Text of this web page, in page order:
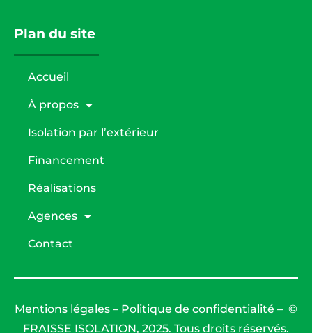
Plan du site
Accueil
À propos
Isolation par l’extérieur
Financement
Réalisations
Agences
Contact
Mentions légales – Politique de confidentialité – ©
FRAISSE ISOLATION, 2025. Tous droits réservés.